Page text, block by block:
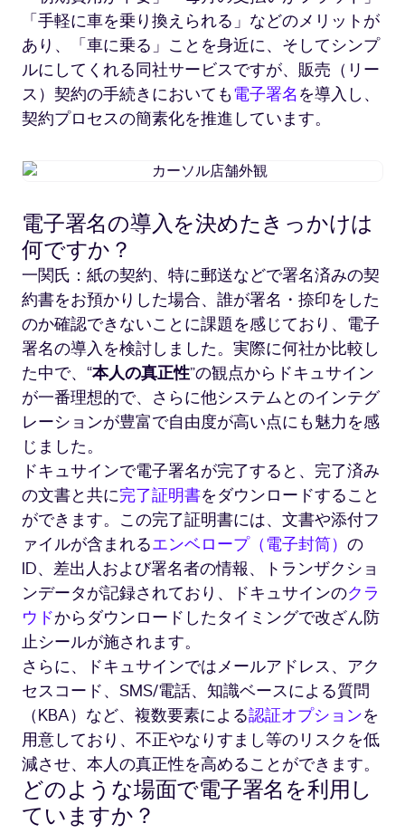
「手軽に車を乗り換えられる」などのメリットが
あり、「車に乗る」ことを身近に、そしてシンプ
ルにしてくれる同社サービスですが、販売（リー
ス）契約の手続きにおいても電子署名 を導入し、
契約プロセスの簡素化を推進しています。
カ
ソ
ル
舗
外
観
電子署名の導入を決めたきっかけは
何ですか？
一関氏：紙の契約、特に郵送などで署名済みの契
約書をお預かりした場合、誰が署名・捺印をした
のか確認できないことに課題を感じており、電子
署名の導入を検討しました。実際に何社か比較し
た中で、“本人の真正性”の観点からドキュサイン
が一番理想的で、さらに他システムとのインテグ
レーションが豊富で自由度が高い点にも魅力を感
じました。
ドキュサインで電子署名が完了すると、完了済み
の文書と共に完了証明書をダウンロードすること
ができます。この完了証明書には、文書や添付フ
ァイルが含まれるエンベロープ（電子封筒） の
ID、差出人および署名者の情報、トランザクショ
ンデータが記録されており、ドキュサインのクラ
ウドからダウンロードしたタイミングで改ざん防
止シールが施されます。
さらに、ドキュサインではメールアドレス、アク
セスコード、SMS/電話、知識ベースによる質問
（KBA）など、複数要素による認証オプションを
用意しており、不正やなりすまし等のリスクを低
減させ、本人の真正性を高めることができます。
どのような場面で電子署名を利用し
ていますか？